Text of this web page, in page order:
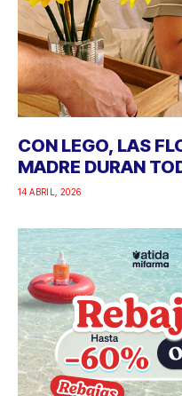
CON LEGO, LAS
MADRE DURAN
14 ABRIL, 2026